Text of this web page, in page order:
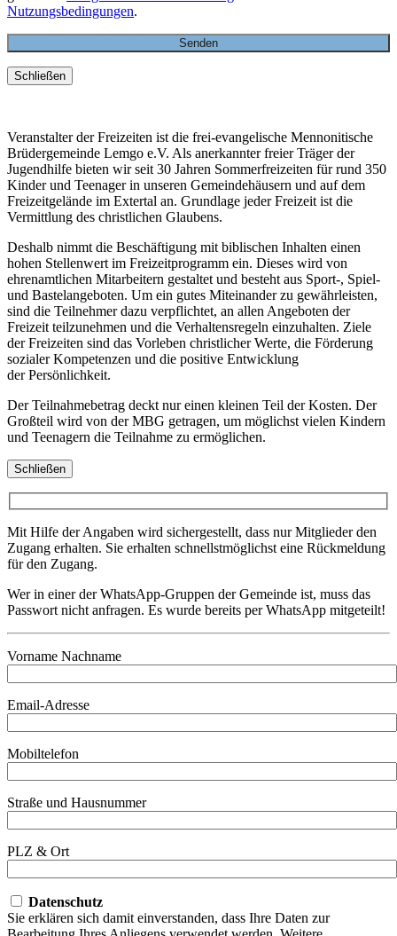
Nutzungsbedingungen.
Schließen
Veranstalter der Freizeiten ist die frei-evangelische Mennonitische
Brüdergemeinde Lemgo e.V. Als anerkannter freier Träger der
Jugendhilfe bieten wir seit 30 Jahren Sommerfreizeiten für rund 350
Kinder und Teenager in unseren Gemeindehäusern und auf dem
Freizeitgelände im Extertal an. Grundlage jeder Freizeit ist die
Vermittlung des christlichen Glaubens.
Deshalb nimmt die Beschäftigung mit biblischen Inhalten einen
hohen Stellenwert im Freizeitprogramm ein. Dieses wird von
ehrenamtlichen Mitarbeitern gestaltet und besteht aus Sport-, Spiel-
und Bastelangeboten. Um ein gutes Miteinander zu gewährleisten,
sind die Teilnehmer dazu verpflichtet, an allen Angeboten der
Freizeit teilzunehmen und die Verhaltensregeln einzuhalten. Ziele
der Freizeiten sind das Vorleben christlicher Werte, die Förderung
sozialer Kompetenzen und die positive Entwicklung
der Persönlichkeit.
Der Teilnahmebetrag deckt nur einen kleinen Teil der Kosten. Der
Großteil wird von der MBG getragen, um möglichst vielen Kindern
und Teenagern die Teilnahme zu ermöglichen.
Schließen
Mit Hilfe der Angaben wird sichergestellt, dass nur Mitglieder den
Zugang erhalten. Sie erhalten schnellstmöglichst eine Rückmeldung
für den Zugang.
Wer in einer der WhatsApp-Gruppen der Gemeinde ist, muss das
Passwort nicht anfragen. Es wurde bereits per WhatsApp mitgeteilt!
Vorname Nachname
Email-Adresse
Mobiltelefon
Straße und Hausnummer
PLZ & Ort
Datenschutz
Sie erklären sich damit einverstanden, dass Ihre Daten zur